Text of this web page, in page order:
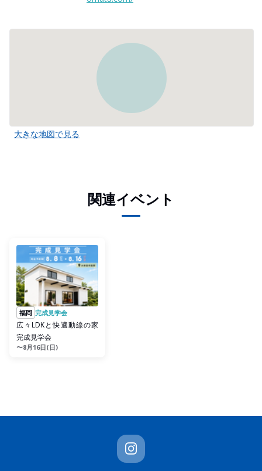
大きな地図で見る
関連イベント
福岡 完成見学会
広々LDKと快適動線の家
完成見学会
〜8月16日(日)